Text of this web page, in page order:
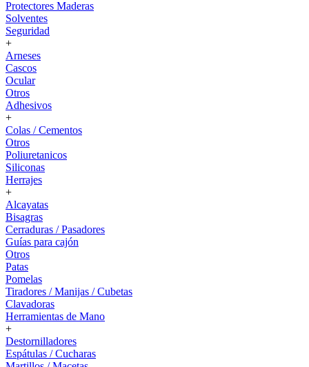
Protectores Maderas
Solventes
Seguridad
+
Arneses
Cascos
Ocular
Otros
Adhesivos
+
Colas / Cementos
Otros
Poliuretanicos
Siliconas
Herrajes
+
Alcayatas
Bisagras
Cerraduras / Pasadores
Guías para cajón
Otros
Patas
Pomelas
Tiradores / Manijas / Cubetas
Clavadoras
Herramientas de Mano
+
Destornilladores
Espátulas / Cucharas